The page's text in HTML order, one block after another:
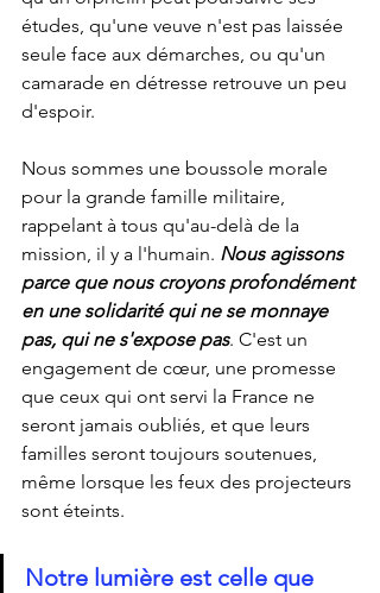
études, qu'une veuve n'est pas laissée
seule face aux démarches, ou qu'un
camarade en détresse retrouve un peu
d'espoir.
Nous sommes une boussole morale
pour la grande famille militaire,
rappelant à tous qu'au-delà de la
mission, il y a l'humain. Nous agissons
parce que nous croyons profondément
en une solidarité qui ne se monnaye
pas, qui ne s'expose pas. C'est un
engagement de cœur, une promesse
que ceux qui ont servi la France ne
seront jamais oubliés, et que leurs
familles seront toujours soutenues,
même lorsque les feux des projecteurs
sont éteints.
Notre lumière est celle que